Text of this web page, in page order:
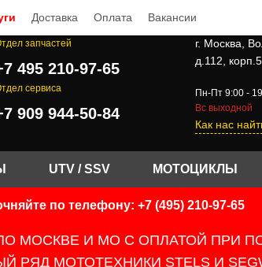
Доставка Оплата Вакансии
запчастей
495 210-97-65
сервиса
909 944-50-84
г. Москва,
д.112, корп.5
Пн-Пт 9:00 -
Вс выходной
Как нас
UTV / SSV МОТОЦИКЛЫ
по телефону: +7 (495) 210-97-65
МОСКВЕ И МО С ОПЛАТОЙ ПРИ
РЯД МОТОТЕХНИКИ STELS И